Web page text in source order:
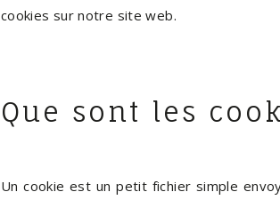
cookies sur notre site web.
Que sont les
Un cookie est un petit fichier simple